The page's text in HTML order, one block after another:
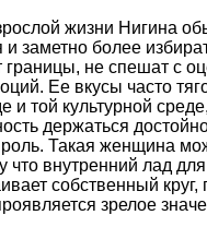
жизни Нигина
заметно более
не спешат с
Ее вкусы часто
и той культурной
держаться
Такая женщина
что внутренний лад
собственный круг,
зрелое